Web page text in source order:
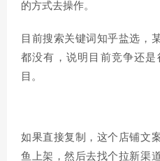
的方式去操作。
目前搜索关键词知乎盐选，
都没有，说明目前竞争还
目。
如果直接复制，这个店铺文
鱼上架，然后去找个拉新渠